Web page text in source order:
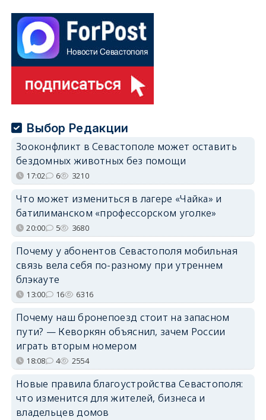
Выбор Редакции
Зооконфликт в Севастополе может оставить
бездомных животных без помощи
17:02 6 3210
Что может измениться в лагере «Чайка» и
батилиманском «профессорском уголке»
20:00 5 3680
Почему у абонентов Севастополя мобильная
связь вела себя по-разному при утреннем
блэкауте
13:00 16 6316
Почему наш бронепоезд стоит на запасном
пути? — Кеворкян объяснил, зачем России
играть вторым номером
18:08 4 2554
Новые правила благоустройства Севастополя:
что изменится для жителей, бизнеса и
владельцев домов